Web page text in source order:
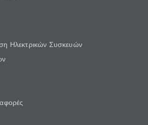
Ηλεκτρικών Συσκευών